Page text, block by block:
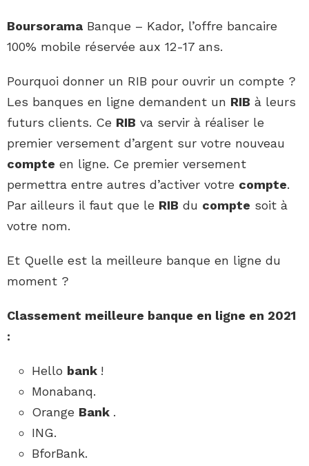
Boursorama Banque – Kador, l’offre bancaire
100% mobile réservée aux 12-17 ans.
Pourquoi donner un RIB pour ouvrir un compte ?
Les banques en ligne demandent un RIB à leurs
futurs clients. Ce RIB va servir à réaliser le
premier versement d’argent sur votre nouveau
compte en ligne. Ce premier versement
permettra entre autres d’activer votre compte.
Par ailleurs il faut que le RIB du compte soit à
votre nom.
Et Quelle est la meilleure banque en ligne du
moment ?
Classement meilleure banque en ligne en 2021
:
Hello bank !
Monabanq.
Orange Bank .
ING.
BforBank.